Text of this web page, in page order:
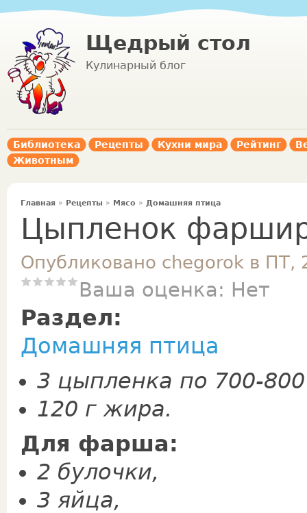
Щедрый стол
Кулинарный блог
Библиотека Рецепты Кухни мира Рейтинг
Животным
Главная » Рецепты » Мясо » Домашняя птица
Цыпленок
Опубликовано chegorok в ПТ,
Ваша оценка: Нет
Раздел:
Домашняя птица
3 цыпленка по 700-
120 г жира.
Для фарша:
2 булочки,
3 яйца,